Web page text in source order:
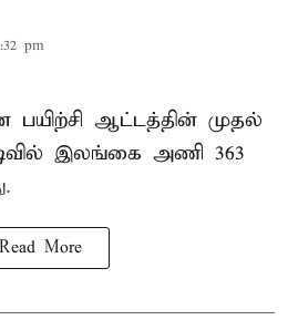
pm
பயிற்சி ஆட்டத்தின் முதல்
இலங்கை அணி 363
Read More